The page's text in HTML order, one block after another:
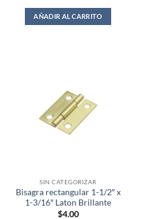
AÑADIR AL CARRITO
SIN CATEGORIZAR
Bisagra rectangular 1-1/2″ x
1-3/16″ Laton Brillante
$4.00